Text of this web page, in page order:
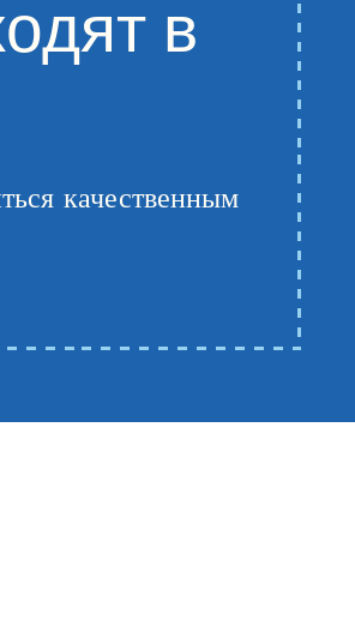
в
качественным